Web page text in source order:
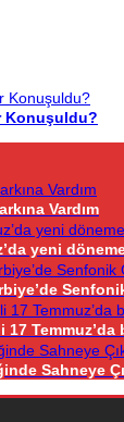
Konuşuldu?
Vardım
yeni
Temmuz’da
Sahneye